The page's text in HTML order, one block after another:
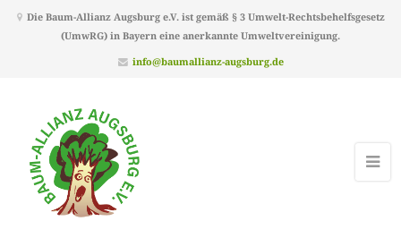
Die Baum-Allianz Augsburg e.V. ist gemäß § 3 Umwelt-Rechtsbehelfsgesetz
(UmwRG) in Bayern eine anerkannte Umweltvereinigung.
info@baumallianz-augsburg.de